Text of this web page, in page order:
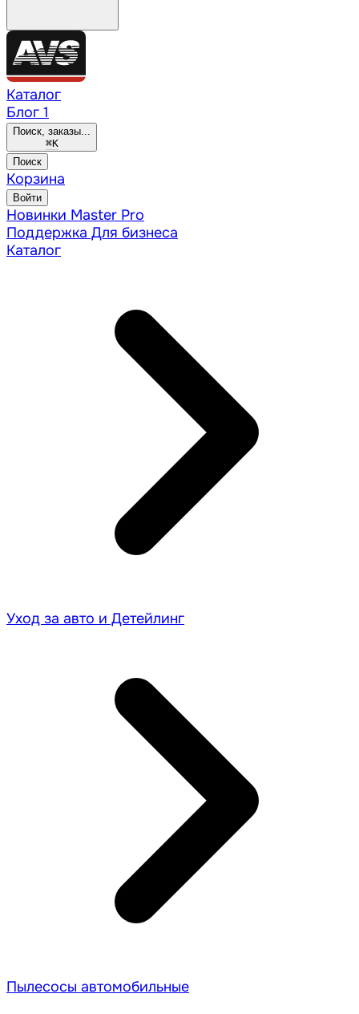
Каталог
Блог 1
Поиск, заказы...
⌘K
Поиск
Корзина
Войти
Новинки Master Pro
Поддержка Для бизнеса
Каталог
Уход за авто и Детейлинг
Пылесосы автомобильные